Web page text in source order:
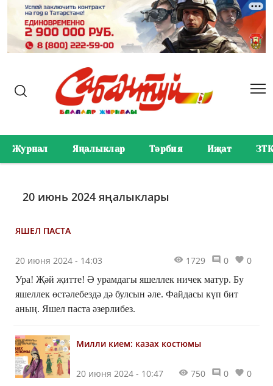
Журнал Яңалыклар Тәрбия Иҗат ЗТК
20 июнь 2024 яңалыклары
ЯШЕЛ ПАСТА
20 июня 2024 - 14:03 1729 0 0
Ура! Җәй җитте! Ә урамдагы яшеллек ничек матур. Бу
яшеллек өстәлебездә дә булсын әле. Файдасы күп бит
аның. Яшел паста әзерлибез.
Милли кием: казах костюмы
20 июня 2024 - 10:47 750 0 0